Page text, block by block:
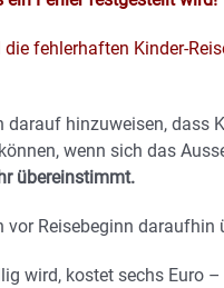
fehlerhaften Kinder-
hinzuweisen, dass
wenn sich das
übereinstimmt.
vor Reisebeginn daraufhin
wird, kostet sechs Euro